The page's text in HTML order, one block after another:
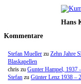
Hans
Kommentare
Stefan Mueller zu Zehn Jahre
Blaskapellen
chris zu Gunter Hampel, 1937
Stefan zu Günter Lenz 1938 –